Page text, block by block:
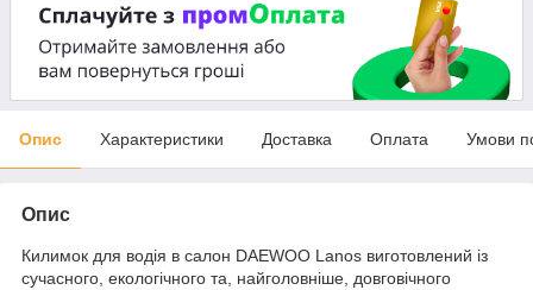
Опис Характеристики Доставка Оплата Умови
Опис
Килимок для водія в салон DAEWOO Lanos виготовлений із
сучасного, екологічного та, найголовніше, довговічного